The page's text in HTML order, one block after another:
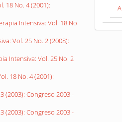
18 No. 4 (2001):
Intensiva: Vol. 18 No.
Vol. 25 No. 2 (2008):
Intensiva: Vol. 25 No. 2
18 No. 4 (2001):
(2003): Congreso 2003 -
(2003): Congreso 2003 -